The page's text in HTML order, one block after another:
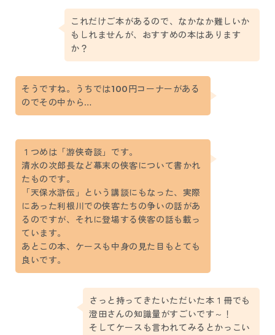
これだけご本があるので、なかなか難しいか
もしれませんが、おすすめの本はあります
か？
そうですね。うちでは100円コーナーがある
のでその中から…
１つめは「游侠奇談」です。
清水の次郎長など幕末の侠客について書かれ
たものです。
「天保水滸伝」という講談にもなった、実際
にあった利根川での侠客たちの争いの話があ
るのですが、それに登場する侠客の話も載っ
ています。
あとこの本、ケースも中身の見た目もとても
良いです。
さっと持ってきたいただいた本１冊でも
澄田さんの知識量がすごいです～！
そしてケースも言われてみるとかっこい